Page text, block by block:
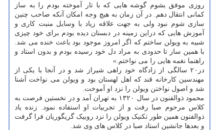
روزی موفق بشوم گوشه هایی که با تار آموخته بودم را به ساز
کمانی انتقال دهم. در آن زمان به هیچ وجه امکان آنکه صاحب چنین
سازی شوم نبود ولی به جهت علاقه زیاد با وسایل منبت کاری و
آموزش هایی که دراین زمینه در دبستان دیده بودم برای خود چیزی
شبیه به ویولن ساختم که اگر امروز موجود بود باعث خنده می شد.
با همین ساز تا حدودی به مراد دل خود رسیده بودم و بدون استاد و
راهنما نغمه هایی را می نواختم.»
در۲۰ سالگی از زادگاه خود راهی شیراز شد و در آنجا با یکی از
مهندسین کارخانه قند که اهل لهستان بود و ویولن می نواخت آشنا
شد و اصول نواختن ویولن را نزد او آموخت.
محمود ذوالفنون در سال ۱۳۲۰ به تهران آمد و در نخستین فرصت به
کلاس مرحوم صبا رفت و از تجربیات او استفاده نمود. زنده یاد
ذوالفنون همین طور تکنیک ویولن را نزد روبیک گریگوریان فرا گرفت
و بعدها جانشین استاد صبا در کلاس های وی شد.